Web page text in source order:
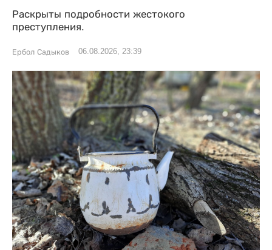
Раскрыты подробности жестокого
преступления.
Ербол Садыков 06.08.2026, 23:39